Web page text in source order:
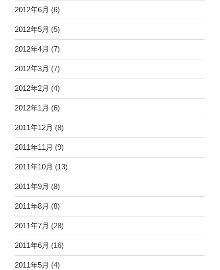
2012年6月 (6)
2012年5月 (5)
2012年4月 (7)
2012年3月 (7)
2012年2月 (4)
2012年1月 (6)
2011年12月 (8)
2011年11月 (9)
2011年10月 (13)
2011年9月 (8)
2011年8月 (8)
2011年7月 (28)
2011年6月 (16)
2011年5月 (4)